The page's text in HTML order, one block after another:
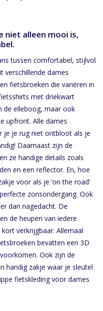
niet alleen mooi is,
tussen comfortabel, stijlvol
verschillende dames
fietsbroeken die variëren in
met driekwart
elleboog, maar ook
upfront. Alle dames
je je rug niet ontbloot als je
Daarnaast zijn de
ze handige details zoals
en een reflector. En, hoe
voor als je ‘on the road’
zonsondergang. Ook
dan nagedacht. De
de heupen van iedere
verkrijgbaar. Allemaal
bevatten een 3D
Ook zijn de
handig zakje waar je sleutel
fietskleding voor dames